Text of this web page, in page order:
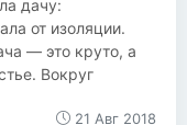
дачу:
от изоляции.
― это круто, а
Вокруг
21 Авг 2018